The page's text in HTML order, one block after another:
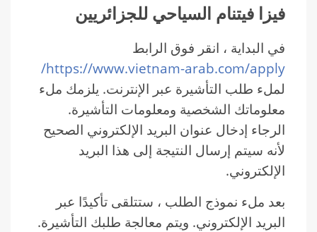
فيزا فيتنام السياحي للجزائريين
في البداية ، انقر فوق الرابط
https://www.vietnam-arab.com/apply/
لملء طلب التأشيرة عبر الإنترنت. يلزمك ملء
معلوماتك الشخصية ومعلومات التأشيرة.
الرجاء إدخال عنوان البريد الإلكتروني الصحيح
لأنه سيتم إرسال النتيجة إلى هذا البريد
الإلكتروني.
بعد ملء نموذج الطلب ، ستتلقى تأكيدًا عبر
البريد الإلكتروني. ويتم معالجة طلبك التأشيرة.